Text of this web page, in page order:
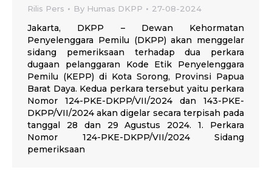
Rilis Pers By Humas DKPP 27-08-2024
Jakarta, DKPP – Dewan Kehormatan
Penyelenggara Pemilu (DKPP) akan menggelar
sidang pemeriksaan terhadap dua perkara
dugaan pelanggaran Kode Etik Penyelenggara
Pemilu (KEPP) di Kota Sorong, Provinsi Papua
Barat Daya. Kedua perkara tersebut yaitu perkara
Nomor 124-PKE-DKPP/VII/2024 dan 143-PKE-
DKPP/VII/2024 akan digelar secara terpisah pada
tanggal 28 dan 29 Agustus 2024. 1. Perkara
Nomor 124-PKE-DKPP/VII/2024 Sidang
pemeriksaan